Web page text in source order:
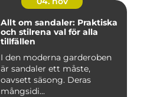
Allt om sandaler: Praktiska
och stilrena val för alla
tillfällen
I den moderna garderoben
är sandaler ett måste,
oavsett säsong. Deras
mångsidi...